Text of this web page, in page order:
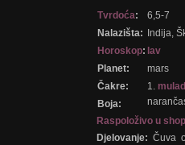
Tvrdoća:
6,5-7
Nalazišta:
Indija,
Horoskop: lav
Planet:
mars
Čakre:
1.
Boja:
Raspoloživo u
Djelovanje: Čuva